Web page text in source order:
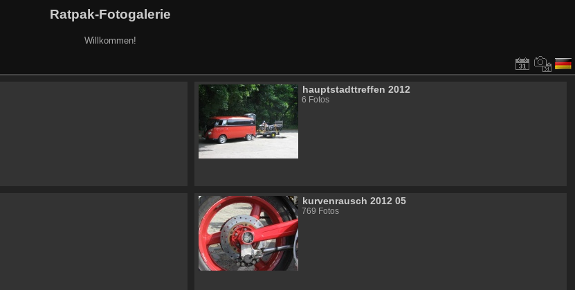
Ratpak-Fotogalerie
Willkommen!
hauptstadttreffen 2012
6 Fotos
kurvenrausch 2012 05
769 Fotos